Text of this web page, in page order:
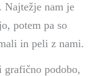
Najtežje nam je
potem pa so
in peli z nami.
podobo,